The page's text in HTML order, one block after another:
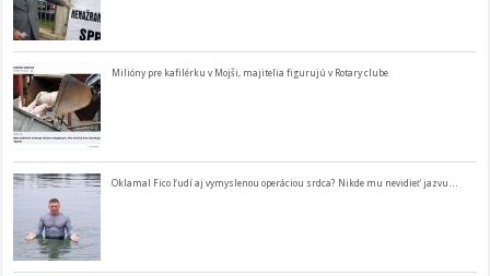
Milióny pre kafilérku v Mojši, majitelia figurujú v Rotary clube
Oklamal Fico ľudí aj vymyslenou operáciou srdca? Nikde mu nevidieť jazvu…